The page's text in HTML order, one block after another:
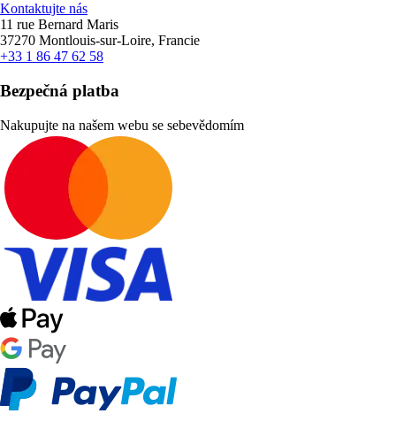
Kontaktujte nás
11 rue Bernard Maris
37270 Montlouis-sur-Loire, Francie
+33 1 86 47 62 58
Bezpečná platba
Nakupujte na našem webu se sebevědomím